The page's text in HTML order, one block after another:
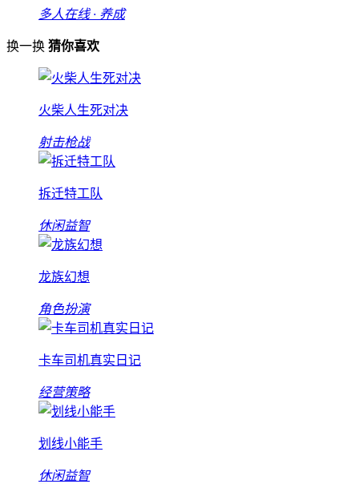
多人在线 · 养成
换一换 猜你喜欢
火柴人生死对决
射击枪战
拆迁特工队
休闲益智
龙族幻想
角色扮演
卡车司机真实日记
经营策略
划线小能手
休闲益智